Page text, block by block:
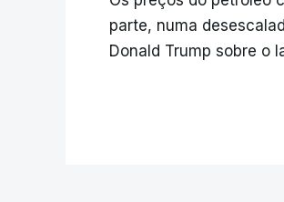
parte, numa
Donald Trump sobre o